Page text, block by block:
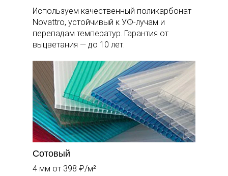
Используем качественный поликарбонат
Novattro, устойчивый к УФ-лучам и
перепадам температур. Гарантия от
выцветания — до 10 лет.
Сотовый
4 мм от 398 ₽/м²